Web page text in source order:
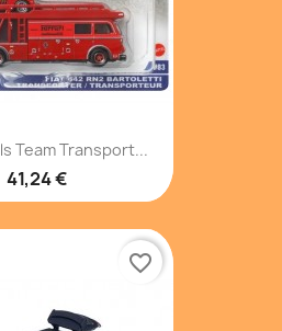
Team Transport...
41,24 €
favorite_border